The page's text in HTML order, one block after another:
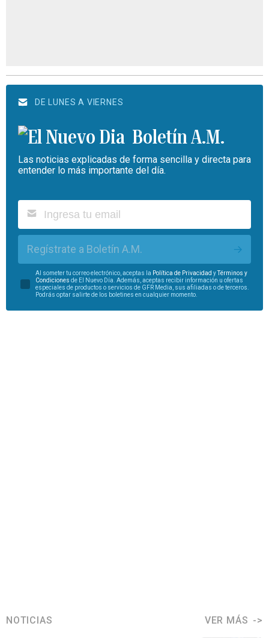
DE LUNES A VIERNES
Boletín A.M.
Las noticias explicadas de forma sencilla y directa para
entender lo más importante del día.
Regístrate a Boletín A.M.
Al someter tu correo electrónico, aceptas la Política de Privacidad yTérminos y
Condiciones de El Nuevo Día. Además, aceptas recibir información u ofertas
especiales de productos o servicios de GFR Media, sus afiliadas o de terceros.
Podrás optar salirte de los boletines en cualquier momento.
NOTICIAS VER MÁS